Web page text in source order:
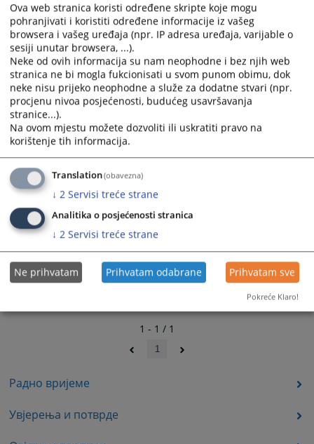
Радно вријеме
Увјерења и потврде
1 - 1 / 1
1
Ova web stranica koristi određene skripte koje mogu
pohranjivati i koristiti određene informacije iz vašeg
browsera i vašeg uređaja (npr. IP adresa uređaja, varijable o
sesiji unutar browsera, ...).
Neke od ovih informacija su nam neophodne i bez njih web
stranica ne bi mogla fukcionisati u svom punom obimu, dok
neke nisu prijeko neophodne a služe za dodatne stvari (npr.
procjenu nivoa posjećenosti, budućeg usavršavanja
stranice...).
Na ovom mjestu možete dozvoliti ili uskratiti pravo na
korištenje tih informacija.
Translation(obavezna)
↓ 2 Servisi treće strane
Analitika o posjećenosti stranica
↓ 2 Servisi treće strane
Ne prihvatam Prihvatam odabrane Prihvatam sve
Pokreće Klaro!